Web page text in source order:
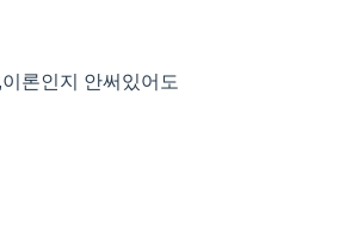
론인지 안써있어도